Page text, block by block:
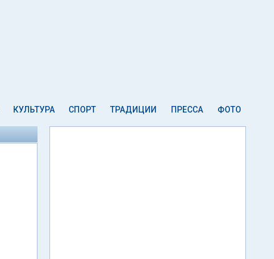
КУЛЬТУРА СПОРТ ТРАДИЦИИ ПРЕССА ФОТО